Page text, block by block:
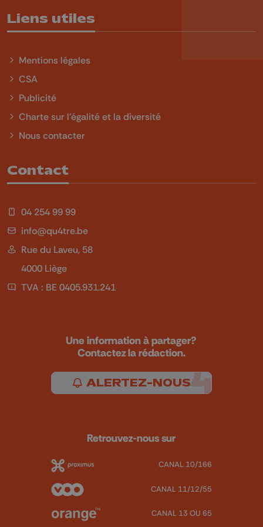
Liens utiles
Mentions légales
CSA
Publicité
Charte sur l'égalité et la diversité
Nous contacter
Contact
04 254 99 99
info@qu4tre.be
Rue du Laveu, 58
4000 Liège
TVA : BE 0405.931.241
Une information à partager?
Contactez la rédaction.
ALERTEZ-NOUS
Retrouvez-nous sur
CANAL 10/166
CANAL 11/12/55
CANAL 13 OU 65